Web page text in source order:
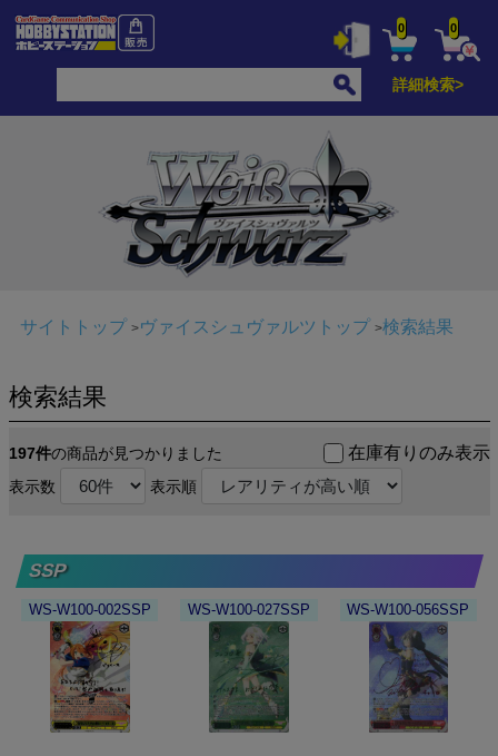
0 0
詳細検索>
サイトトップ ヴァイスシュヴァルツトップ 検索結果
検索結果
197件の商品が見つかりました 在庫有りのみ表示
表示数 表示順
SSP
WS-W100-002SSP WS-W100-027SSP WS-W100-056SSP